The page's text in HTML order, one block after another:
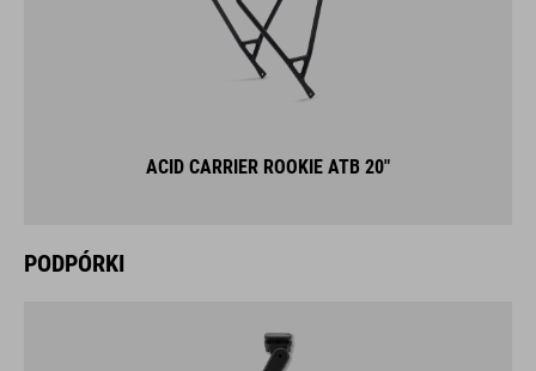
ACID CARRIER ROOKIE ATB 20"
PODPÓRKI